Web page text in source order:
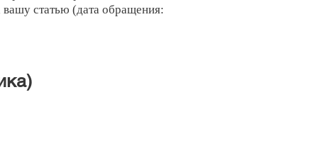
статью (дата обращения: